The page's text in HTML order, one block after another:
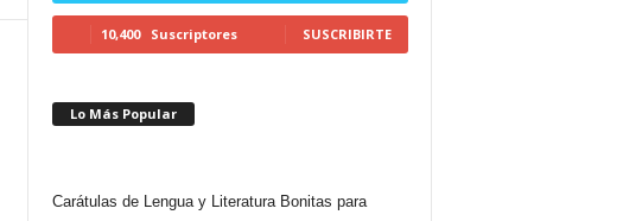
10,400 Suscriptores SUSCRIBIRTE
Lo Más Popular
Carátulas de Lengua y Literatura Bonitas para